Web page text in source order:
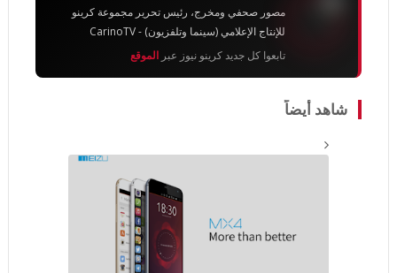
مصور صحفي ومخرج، رئيس تحرير مجموعة كرينو
للإنتاج الإعلامي (سينما وتلفزيون) - CarinoTV
تابعوا كل جديد كرينو نيوز عبر الموقع
شاهد أيضاً